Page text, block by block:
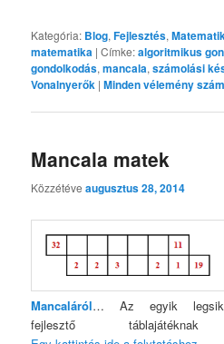
Kategória: Blog,Fejlesztés,
matematika |Címke:algoritmikus
gondolkodás,mancala,számolási
Vonalnyerők |Minden vélemény
Mancala matek
Közzétéveaugusztus 28, 2014
Mancaláról… Az egyik
fejlesztő